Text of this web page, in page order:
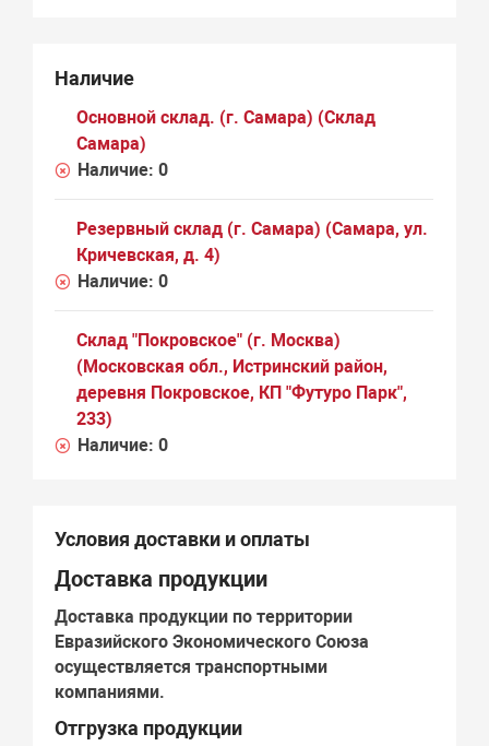
Наличие
Основной склад. (г. Самара) (Склад
Самара)
Наличие:0
Резервный склад (г. Самара) (Самара, ул.
Кричевская, д. 4)
Наличие:0
Склад "Покровское" (г. Москва)
(Московская обл., Истринский район,
деревня Покровское, КП "Футуро Парк",
233)
Наличие:0
Условия доставки и оплаты
Доставка продукции
Доставка продукции по территории
Евразийского Экономического Союза
осуществляется транспортными
компаниями.
Отгрузка продукции